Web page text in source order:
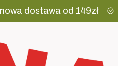
dostawa od 149zł